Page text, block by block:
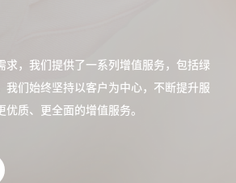
求，我们提供了一系列增值服务，包括绿
我们始终坚持以客户为中心，不断提升服
优质、更全面的增值服务。